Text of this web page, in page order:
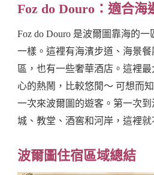
Foz do Douro：適合海
Foz do Douro 是波爾圖靠海的
一樣。這裡有海濱步道、海景
區，也有一些奢華酒店。這裡
心的熱鬧，比較悠閒～ 可想而
一次來波爾圖的遊客。第一次
城、教堂、酒窖和河岸，這裡
波爾圖住宿區域總結